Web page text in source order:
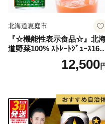
北海道恵庭市
『☆機能性表示食品☆』北
道野菜100% ｽﾄﾚｰﾄｼﾞｭｰｽ160
g×20缶入【06001002】
12,500